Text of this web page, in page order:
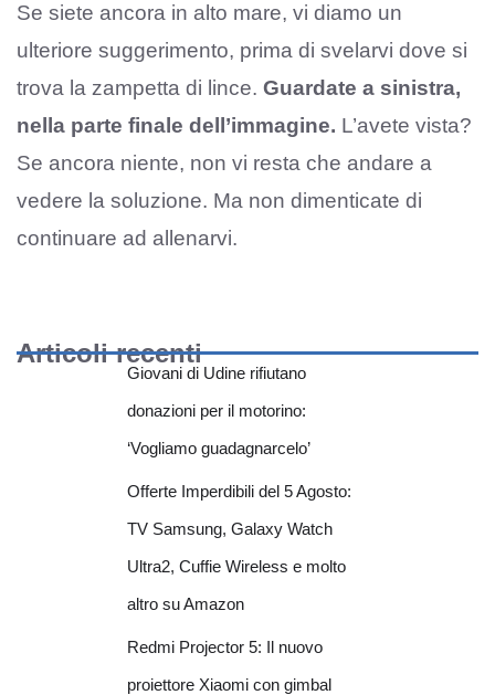
Se siete ancora in alto mare, vi diamo un
ulteriore suggerimento, prima di svelarvi dove si
trova la zampetta di lince. Guardate a sinistra,
nella parte finale dell’immagine. L’avete vista?
Se ancora niente, non vi resta che andare a
vedere la soluzione. Ma non dimenticate di
continuare ad allenarvi.
Articoli recenti
Giovani di Udine rifiutano
donazioni per il motorino:
‘Vogliamo guadagnarcelo’
Offerte Imperdibili del 5 Agosto:
TV Samsung, Galaxy Watch
Ultra2, Cuffie Wireless e molto
altro su Amazon
Redmi Projector 5: Il nuovo
proiettore Xiaomi con gimbal